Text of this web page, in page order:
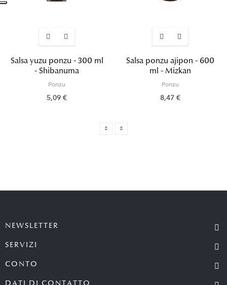
Salsa yuzu ponzu - 300 ml
- Shibanuma
Ponzu
5,09 €
Salsa ponzu ajipon - 600
ml - Mizkan
Ponzu
8,47 €
NEWSLETTER
SERVIZI
CONTO